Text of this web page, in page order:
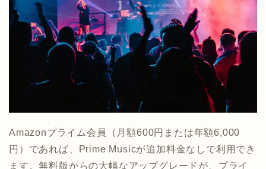
Amazonプライム会員（月額600円または年額6,000
円）であれば、Prime Musicが追加料金なしで利用でき
ます。無料版からの大幅なアップグレードが、プライ